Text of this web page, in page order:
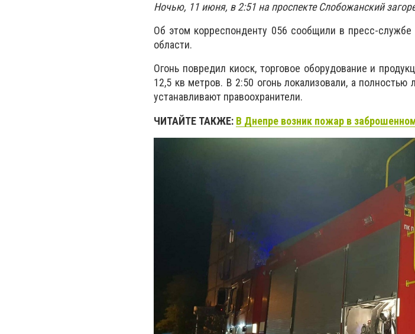
Ночью, 11 июня, в 2:51 на проспекте Слобожанский
Об этом корреспонденту 056 сообщили в пресс-
области.
Огонь повредил киоск, торговое оборудование и
12,5 кв метров. В 2:50 огонь локализовали, а
устанавливают правоохранители.
ЧИТАЙТЕ ТАКЖЕ: В Днепре возник пожар в